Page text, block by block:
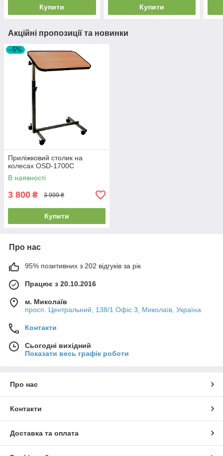
Купити Купити
Акційні пропозиції та новинки
–5%
Приліжковий столик на
колесах OSD-1700C
В наявності
3 800 ₴ 3 999 ₴
Купити
Про нас
95% позитивних з 202 відгуків за рік
Працює з 20.10.2016
м. Миколаїв
просп. Центральний, 138/1 Офіс 3, Миколаїв, Україна
Контакти
Сьогодні вихідний
Показати весь графік роботи
Про нас
Контакти
Доставка та оплата